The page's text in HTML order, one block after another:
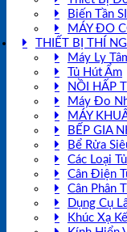
Biến Tần
MÁY ĐO
THIẾT BỊ THÍ
Máy Ly
Tủ Hút Ẩm
NỒI HẤP
Máy Đo
MÁY
BẾP GIA
Bể Rửa
Các Loại
Cân Điện
Cân Phân
Dụng Cụ
Khúc Xạ